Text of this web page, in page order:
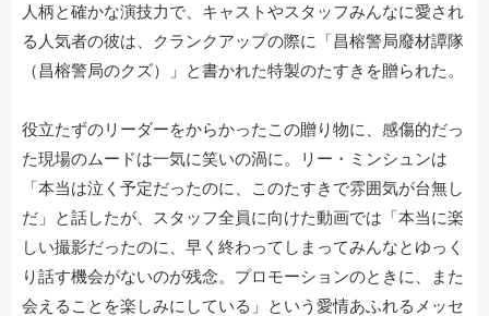
人柄と確かな演技力で、キャストやスタッフみんなに愛され
る人気者の彼は、クランクアップの際に「昌榕警局廢材譚隊
（昌榕警局のクズ）」と書かれた特製のたすきを贈られた。
役立たずのリーダーをからかったこの贈り物に、感傷的だっ
た現場のムードは一気に笑いの渦に。リー・ミンシュンは
「本当は泣く予定だったのに、このたすきで雰囲気が台無し
だ」と話したが、スタッフ全員に向けた動画では「本当に楽
しい撮影だったのに、早く終わってしまってみんなとゆっく
り話す機会がないのが残念。プロモーションのときに、また
会えることを楽しみにしている」という愛情あふれるメッセ